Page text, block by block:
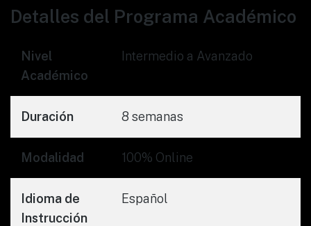
Detalles del Programa Académico
Nivel
Académico
Intermedio a Avanzado
Duración 8 semanas
Modalidad 100% Online
Idioma de
Instrucción
Español